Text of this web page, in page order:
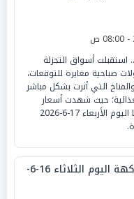
استقبلت أسواق التجزئة
صباحية مغايرة للتوقعات،
التي أثرت بشكل مباشر
حيث شهدت أسعار
الخضروات والفاكهة هبوطا اليوم الأربعاء 17-6-2026
أسعار الخضروات والفاكهة اليوم الثلاثاء 16-6-